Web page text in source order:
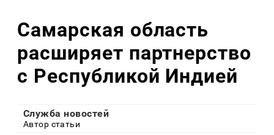
Самарская область
расширяет партнерство
с Республикой Индией
Служба новостей
Автор статьи